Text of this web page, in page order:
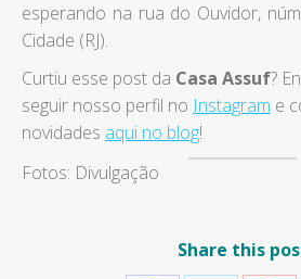
esperando na rua do Ouvidor,
Cidade (RJ).
Curtiu esse post da Casa Assuf?
seguir nosso perfil no Instagram e
novidades aqui no blog!
Fotos: Divulgação
Share this